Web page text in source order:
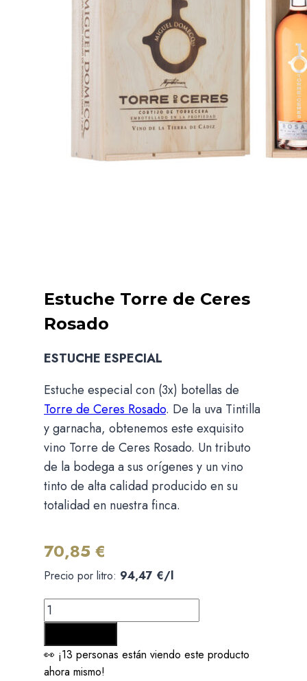
Estuche Torre de Ceres
Rosado
ESTUCHE ESPECIAL
Estuche especial con (3x) botellas de
Torre de Ceres Rosado. De la uva Tintilla
y garnacha, obtenemos este exquisito
vino Torre de Ceres Rosado. Un tributo
de la bodega a sus orígenes y un vino
tinto de alta calidad producido en su
totalidad en nuestra finca.
70,85 €
Precio por litro: 94,47 €/l
Estuche
Torre
de
Ceres
👀 ¡13 personas están viendo este producto
ahora mismo!